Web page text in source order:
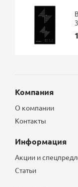
Компания
О компании
Контакты
Информация
Акции и
Статьи